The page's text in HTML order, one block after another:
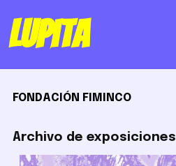
Lupita
FONDACIÓN FIMINCO
Archivo de exposiciones